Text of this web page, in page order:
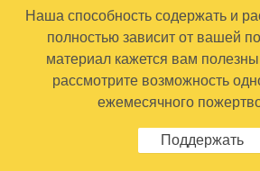
Наша способность содержать и
полностью зависит от вашей
материал кажется вам
рассмотрите возможность
ежемесячного
Поддержать